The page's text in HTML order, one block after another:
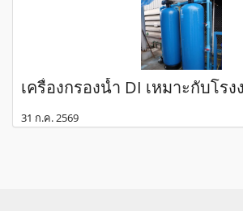
เครื่องกรองน้ำ DI เหมาะกับโร
31 ก.ค. 2569